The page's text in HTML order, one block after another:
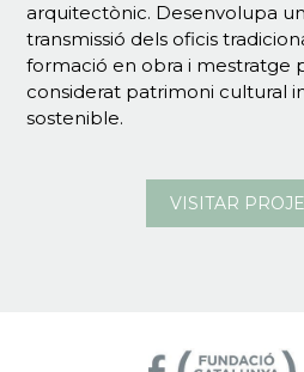
arquitectònic. Desenvolupa
transmissió dels oficis
formació en obra i mestratge
considerat patrimoni cultural
sostenible.
VISITAR